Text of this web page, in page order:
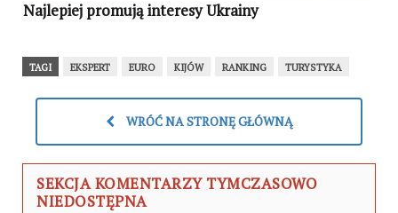
Najlepiej promują interesy Ukrainy
TAGI EKSPERT EURO KIJÓW RANKING TURYSTYKA
WRÓĆ NA STRONĘ GŁÓWNĄ
SEKCJA KOMENTARZY TYMCZASOWO
NIEDOSTĘPNA